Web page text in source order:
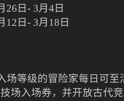
26日- 3月4日
12日- 3月18日
场等级的冒险家每日可至
场入场券，并开放古代